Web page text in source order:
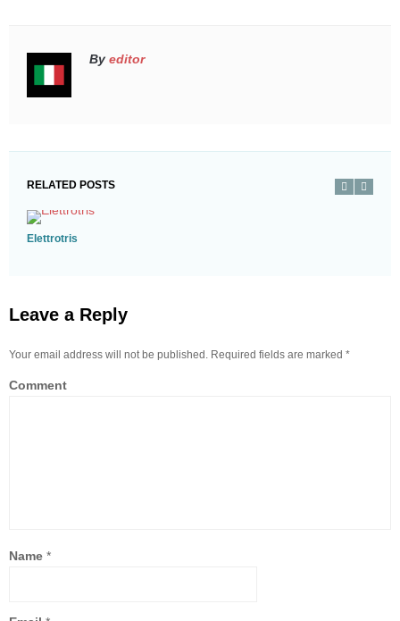
By editor
RELATED POSTS
Elettrotris
Leave a Reply
Your email address will not be published. Required fields are marked *
Comment
Name *